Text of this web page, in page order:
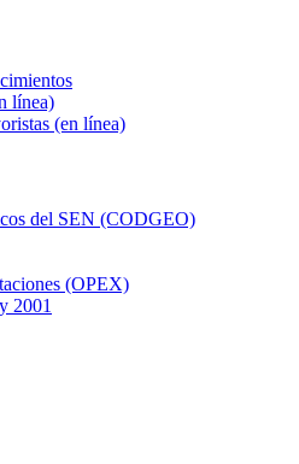
línea)
(en línea)
del SEN (CODGEO)
(OPEX)
2001